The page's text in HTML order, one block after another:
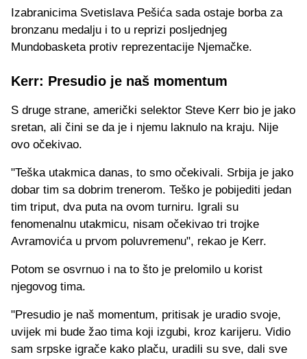
Izabranicima Svetislava Pešića sada ostaje borba za
bronzanu medalju i to u reprizi posljednjeg
Mundobasketa protiv reprezentacije Njemačke.
Kerr: Presudio je naš momentum
S druge strane, američki selektor Steve Kerr bio je jako
sretan, ali čini se da je i njemu laknulo na kraju. Nije
ovo očekivao.
"Teška utakmica danas, to smo očekivali. Srbija je jako
dobar tim sa dobrim trenerom. Teško je pobijediti jedan
tim triput, dva puta na ovom turniru. Igrali su
fenomenalnu utakmicu, nisam očekivao tri trojke
Avramovića u prvom poluvremenu", rekao je Kerr.
Potom se osvrnuo i na to što je prelomilo u korist
njegovog tima.
"Presudio je naš momentum, pritisak je uradio svoje,
uvijek mi bude žao tima koji izgubi, kroz karijeru. Vidio
sam srpske igrače kako plaču, uradili su sve, dali sve